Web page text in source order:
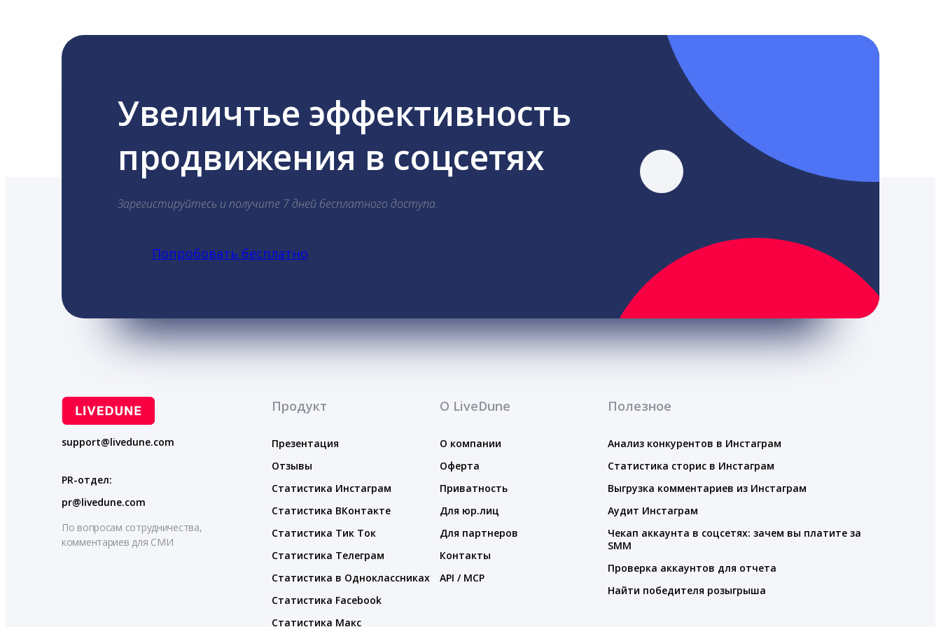
Увеличтье эффективность
продвижения в соцсетях
Зарегистируйтесь и получите 7 дней бесплатного доступа.
Попробовать бесплатно
support@livedune.com
PR-отдел:
pr@livedune.com
По вопросам сотрудничества,
комментариев для СМИ
Продукт
Презентация
Отзывы
Статистика Инстаграм
Статистика ВКонтакте
Статистика Тик Ток
Статистика Телеграм
Статистика в Одноклассниках
Статистика Facebook
Статистика Макс
О LiveDune
О компании
Оферта
Приватность
Для юр.лиц
Для партнеров
Контакты
API / MCP
Полезное
Анализ конкурентов в Инстаграм
Статистика сторис в Инстаграм
Выгрузка комментариев из Инстаграм
Аудит Инстаграм
Чекап аккаунта в соцсетях: зачем вы платите за
SMM
Проверка аккаунтов для отчета
Найти победителя розыгрыша